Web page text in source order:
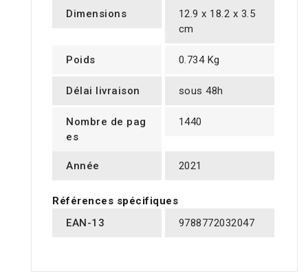
Dimensions
12.9 x 18.2 x 3.5
cm
Poids 0.734 Kg
Délai livraison sous 48h
Nombre de pag
es
1440
Année 2021
Références spécifiques
EAN-13
9788772032047